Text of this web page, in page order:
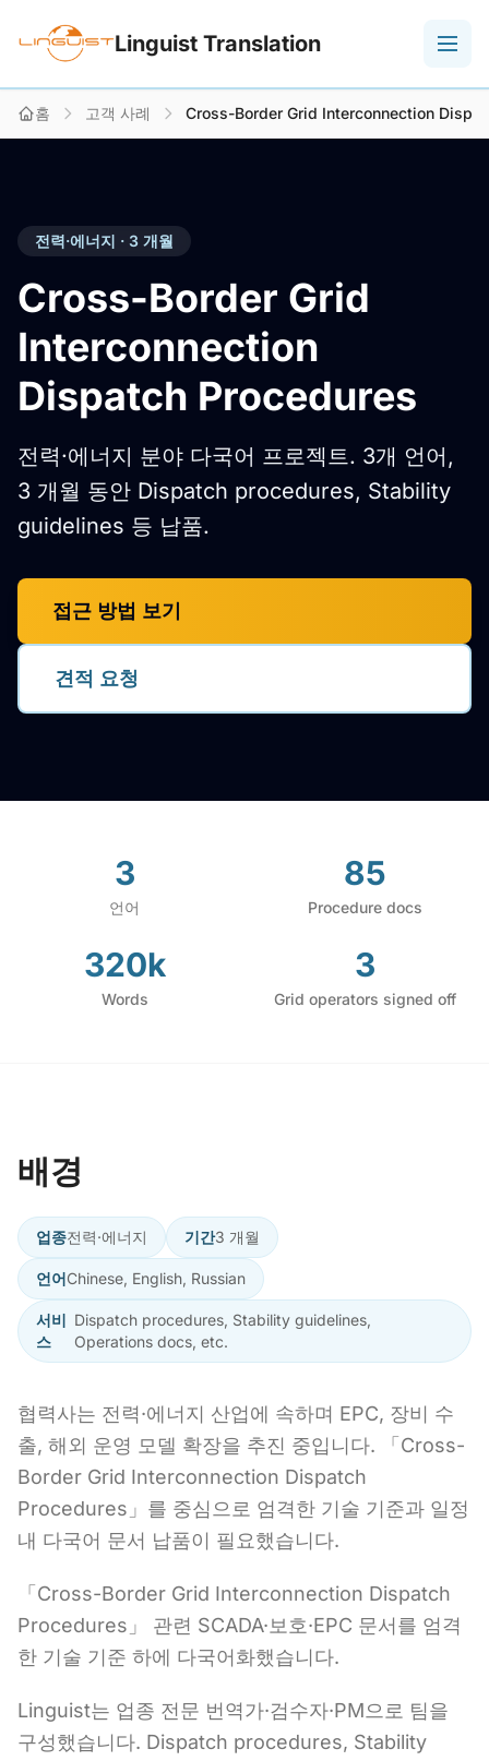
Linguist Translation
홈 고객 사례 Cross-Border Grid Interconnection
전력·에너지 · 3 개월
Cross-Border Grid
Interconnection
Dispatch Procedures
전력·에너지 분야 다국어 프로젝트. 3개 언어,
3 개월 동안 Dispatch procedures, Stability
guidelines 등 납품.
접근 방법 보기
견적 요청
3
언어
85
Procedure docs
320k
Words
3
Grid operators signed off
배경
업종전력·에너지 기간3 개월
언어Chinese, English, Russian
서비
스
Dispatch procedures, Stability guidelines,
Operations docs, etc.
협력사는 전력·에너지 산업에 속하며 EPC, 장비 수
출, 해외 운영 모델 확장을 추진 중입니다. 「Cross-
Border Grid Interconnection Dispatch
Procedures」를 중심으로 엄격한 기술 기준과 일정
내 다국어 문서 납품이 필요했습니다.
「Cross-Border Grid Interconnection Dispatch
Procedures」 관련 SCADA·보호·EPC 문서를 엄격
한 기술 기준 하에 다국어화했습니다.
Linguist는 업종 전문 번역가·검수자·PM으로 팀을
구성했습니다. Dispatch procedures, Stability